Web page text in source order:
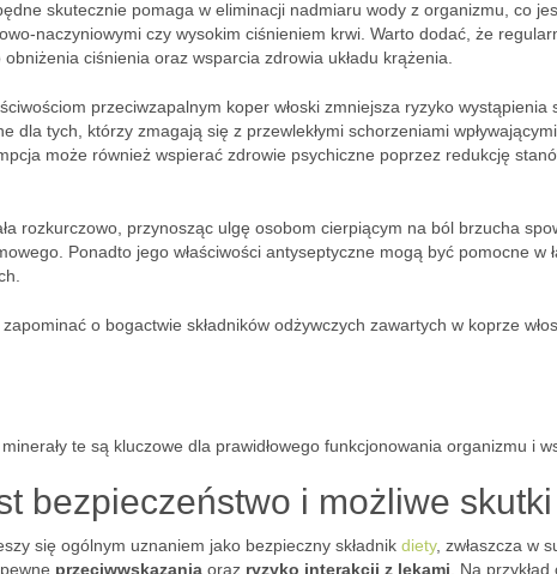
skutecznie pomaga w eliminacji nadmiaru wody z organizmu, co
naczyniowymi czy wysokim ciśnieniem krwi. Warto dodać, że
ciśnienia oraz wsparcia zdrowia układu krążenia.
przeciwzapalnym koper włoski zmniejsza ryzyko
dla tych, którzy zmagają się z przewlekłymi schorzeniami
może również wspierać zdrowie psychiczne poprzez redukcję
rozkurczowo, przynosząc ulgę osobom cierpiącym na ból brzucha
Ponadto jego właściwości antyseptyczne mogą być pomocne w
o bogactwie składników odżywczych zawartych w koprze
te są kluczowe dla prawidłowego funkcjonowania organizmu i
bezpieczeństwo i możliwe
się ogólnym uznaniem jako bezpieczny składnik diety, zwłaszcza w
przeciwwskazania oraz ryzyko interakcji z lekami . Na